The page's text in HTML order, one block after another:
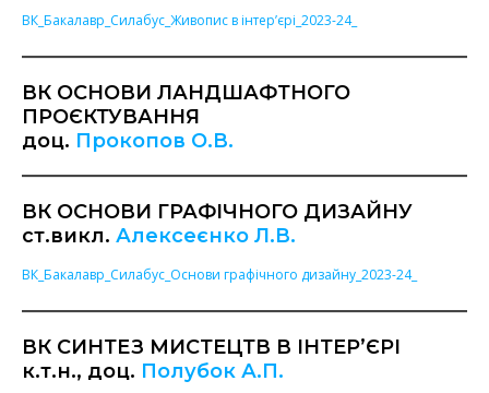
ВК_Бакалавр_Силабус_Живопис в інтер’єрі_2023-24_
ВК ОСНОВИ ЛАНДШАФТНОГО
ПРОЄКТУВАННЯ
доц. Прокопов О.В.
ВК ОСНОВИ ГРАФІЧНОГО ДИЗАЙНУ
ст.викл. Алексеєнко Л.В.
ВК_Бакалавр_Силабус_Основи графічного дизайну_2023-24_
ВК СИНТЕЗ МИСТЕЦТВ В ІНТЕР’ЄРІ
к.т.н., доц. Полубок А.П.